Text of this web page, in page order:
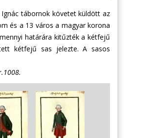
tábornok követet küldött az
és a 13 város a magyar korona
határára kitűzték a kétfejű
kétfejű sas jelezte. A sasos